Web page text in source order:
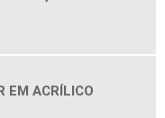
EM ACRÍLICO